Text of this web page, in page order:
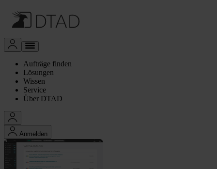
Aufträge finden
Lösungen
Wissen
Service
Über DTAD
Anmelden